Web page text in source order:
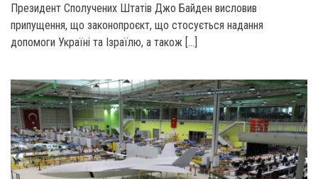
Президент Сполучених Штатів Джо Байден висловив
припущення, що законопроєкт, що стосується надання
допомоги Україні та Ізраїлю, а також […]